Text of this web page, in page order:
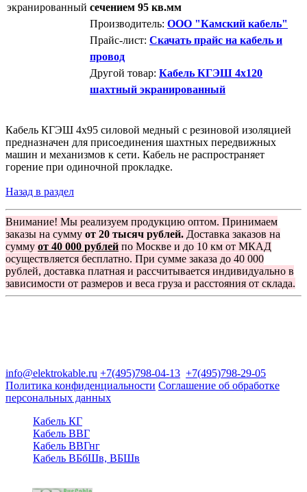
сечением 95 кв.мм
Производитель: ООО "Камский кабель"
Прайс-лист: Скачать прайс на кабель и
провод
Другой товар: Кабель КГЭШ 4x120
шахтный экранированный
Кабель КГЭШ 4x95 силовой медный с резиновой изоляцией
предназначен для присоединения шахтных передвижных
машин и механизмов к сети. Кабель не распространяет
горение при одиночной прокладке.
Назад в раздел
Внимание! Мы реализуем продукцию оптом. Принимаем
заказы на сумму от 20 тысяч рублей. Доставка заказов на
сумму от 40 000 рублей по Москве и до 10 км от МКАД
осуществляется бесплатно. При сумме заказа до 40 000
рублей, доставка платная и рассчитывается индивидуально в
зависимости от размеров и веса груза и расстояния от склада.
info@elektrokable.ru +7(495)798-04-13 +7(495)798-29-05
Политика конфиденциальности Соглашение об обработке
персональных данных
Кабель КГ
Кабель ВВГ
Кабель ВВГнг
Кабель ВБбШв, ВБШв